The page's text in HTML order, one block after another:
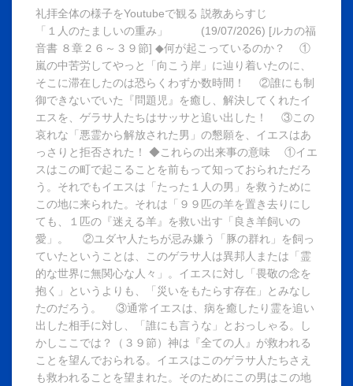
礼拝全体の様子をYoutubeで観る 説教あらすじ
「１人のたましいの重み」 (19/07/2026) [ルカの福
音書 ８章２６～３９節] ◆何が起こっているのか？ ①
嵐の中苦労してやっと「向こう岸」に辿り着いたのに、
そこに滞在したのは恐らくわずか数時間！ ②誰にも制
御できないでいた『問題児』を癒し、解決してくれたイ
エスを、ゲラサ人たちはサッサと追い出した！ ③この
哀れな「悪霊から解放された男」の懇願を、イエスはあ
っさりと拒否された！ ◆これらの出来事の意味 ①イエ
スはこの町で起こることを前もって知っておられただろ
う。それでもイエスは「たった１人の男」を救うために
この地に来られた。それは「９９匹の羊を置き去りにし
ても、１匹の『迷える羊』を救い出す「良き羊飼いの
愛」。 ②ユダヤ人たちが忌み嫌う「豚の群れ」を飼っ
ていたということは、このゲラサ人は異邦人または「霊
的な世界に無関心な人々」。イエスに対し「畏敬の念を
抱く」というよりも、「災いをもたらす存在」とみなし
たのだろう。 ③通常イエスは、病を癒したり霊を追い
出した相手に対し、「誰にも言うな」とおっしゃる。し
かしここでは？（３９節）神は『全ての人』が救われる
ことを望んでおられる。イエスはこのゲラサ人たちさえ
も救われることを望まれた。そのためにこの男はこの地